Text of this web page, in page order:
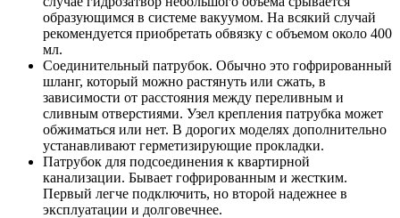
образующимся в системе вакуумом. На всякий случай
рекомендуется приобретать обвязку с объемом около 400
мл.
Соединительный патрубок. Обычно это гофрированный
шланг, который можно растянуть или сжать, в
зависимости от расстояния между переливным и
сливным отверстиями. Узел крепления патрубка может
обжиматься или нет. В дорогих моделях дополнительно
устанавливают герметизирующие прокладки.
Патрубок для подсоединения к квартирной
канализации. Бывает гофрированным и жестким.
Первый легче подключить, но второй надежнее в
эксплуатации и долговечнее.